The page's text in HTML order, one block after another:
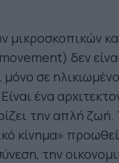
μικροσκοπικών
δεν
σε
ένα
την απλή ζωή.
κίνημα»
την